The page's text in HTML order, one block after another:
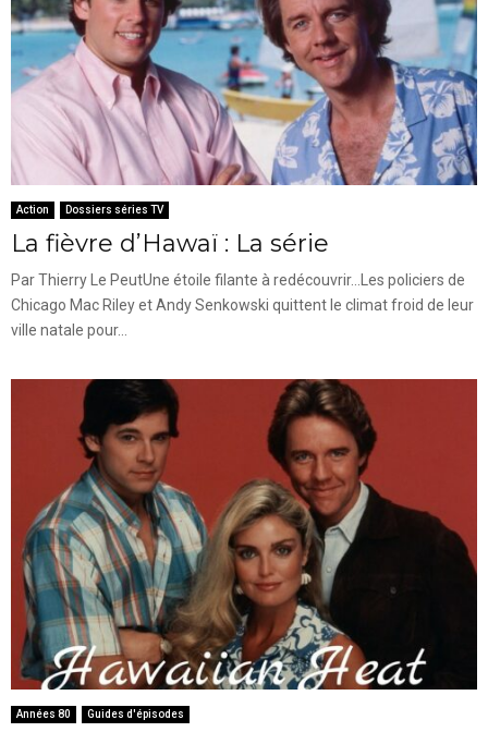
Action Dossiers séries TV
La fièvre d’Hawaï : La série
Par Thierry Le PeutUne étoile filante à redécouvrir...Les policiers de
Chicago Mac Riley et Andy Senkowski quittent le climat froid de leur
ville natale pour...
Années 80 Guides d'épisodes